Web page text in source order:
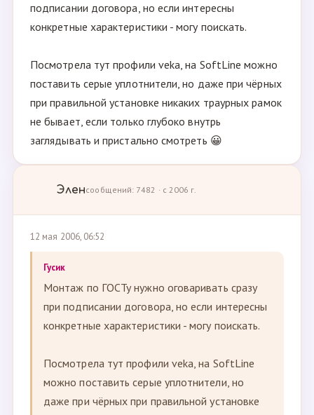
подписании договора, но если интересны
конкретные характеристики - могу поискать.
Посмотрела тут профили veka, на SoftLine можно
поставить серые уплотнители, но даже при чёрных
при правильной установке никаких траурных рамок
не бывает, если только глубоко внутрь
заглядывать и пристально смотреть 😀
Эленсообщений: 7482 · с 2006 г.
12 мая 2006, 06:52
Гусик
Монтаж по ГОСТу нужно оговаривать сразу
при подписании договора, но если интересны
конкретные характеристики - могу поискать.
Посмотрела тут профили veka, на SoftLine
можно поставить серые уплотнители, но
даже при чёрных при правильной установке